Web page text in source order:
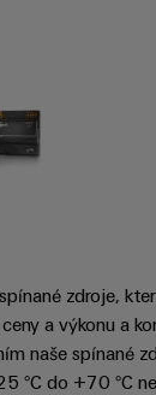
zdroje,
a výkonu a
naše spínané
°C do +70 °C